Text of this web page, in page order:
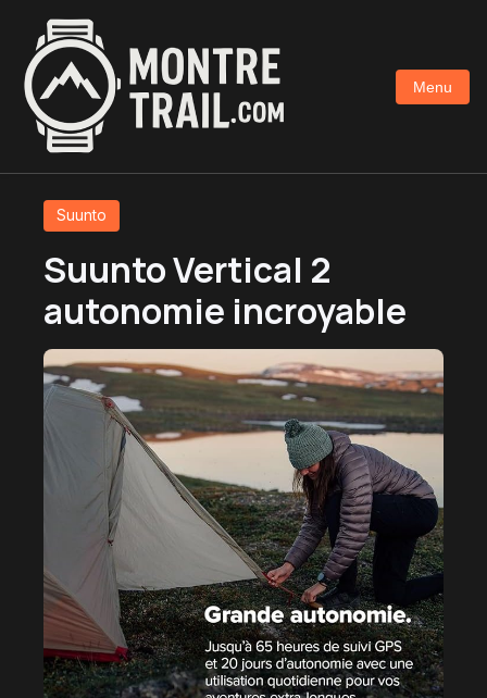
contenu
principal
Menu
Suunto
Suunto Vertical 2
autonomie incroyable